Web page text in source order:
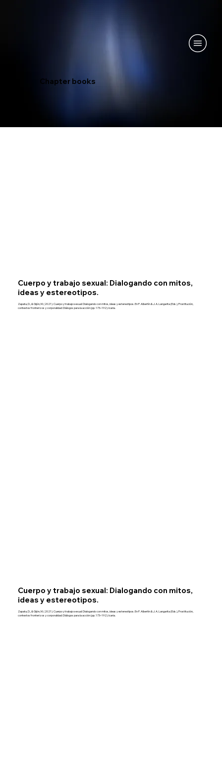
Chapter books
Cuerpo y trabajo sexual: Dialogando con mitos,
ideas y estereotipos.
Zapata, D., & Gijón, M. (2021). Cuerpo y trabajo sexual: Dialogando con mitos, ideas y estereotipos. En P. Albertín & J. A. Langarita (Eds.), Prostitución,
contextos fronterizos y corporalidad: Diálogos para la acción (pp. 173–192). Icaria.
Cuerpo y trabajo sexual: Dialogando con mitos,
ideas y estereotipos.
Zapata, D., & Gijón, M. (2021). Cuerpo y trabajo sexual: Dialogando con mitos, ideas y estereotipos. En P. Albertín & J. A. Langarita (Eds.), Prostitución,
contextos fronterizos y corporalidad: Diálogos para la acción (pp. 173–192). Icaria.